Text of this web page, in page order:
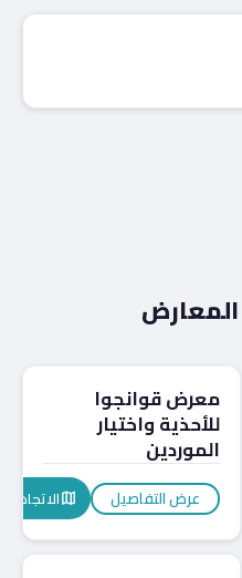
المعارض
معرض قوانجوا
للأحذية واختيار
الموردين
عرض التفاصيل mapالاتجاهات
المعارض